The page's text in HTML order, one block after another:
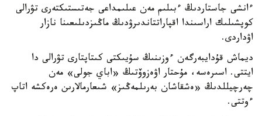
ءانشى جاستاردىڭ ءبىلىم مەن عىلىمداعى جەتىستىكتەرى تۋرالى
كوپشىلىك اراسىندا اقپاراتتاندىرۋدىڭ ماڭىزدىلىعىنا نازار
اۋداردى.
ديماش قۇدايبەرگەن ءوزىنىڭ سۇيىكتى كىتاپتارى تۋرالى دا
ايتتى. اسىرەسە، مۇحتار اۋەزوۆتىڭ «اباي جولى» مەن
چەرچيللدىڭ «ەشقاشان بەرىلمەڭىز» شىعارمالارىن ەرەكشە اتاپ
ءوتتى.